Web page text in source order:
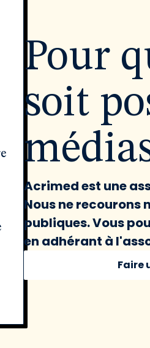
Pour
soit
Acrimed est une
Nous ne recourons
publiques. Vous
en adhérant à
Faire